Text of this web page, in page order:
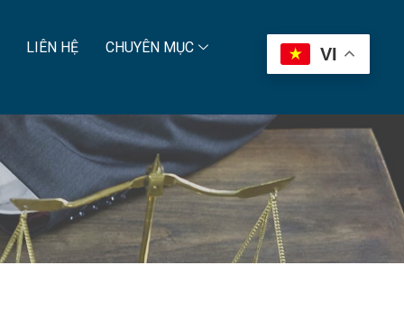
LIÊN HỆ CHUYÊN MỤC VI